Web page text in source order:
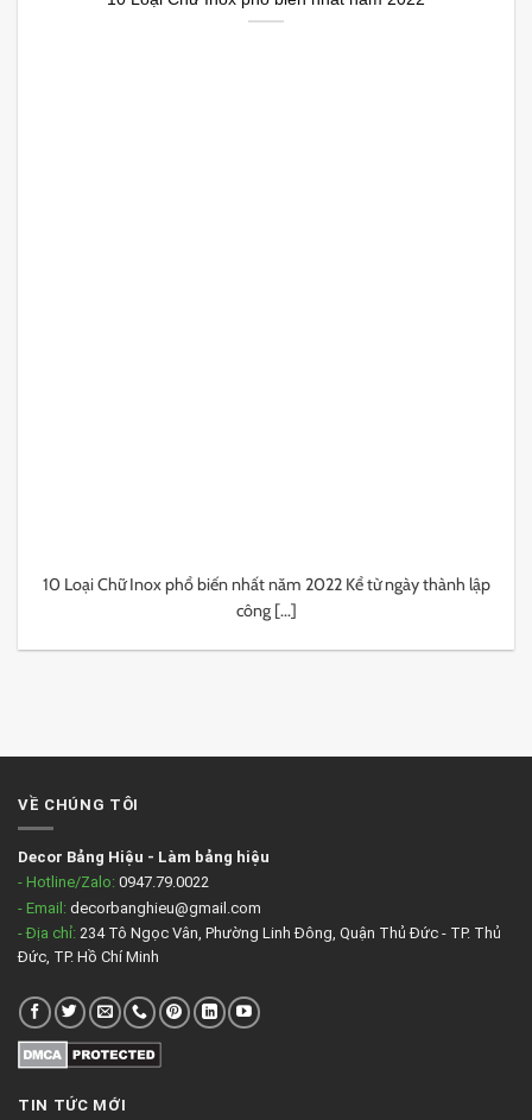
10 Loại Chữ Inox phổ biến nhất năm 2022 Kể từ ngày thành lập
công [...]
VỀ CHÚNG TÔI
Decor Bảng Hiệu - Làm bảng hiệu
- Hotline/Zalo: 0947.79.0022
- Email: decorbanghieu@gmail.com
- Địa chỉ: 234 Tô Ngọc Vân, Phường Linh Đông, Quận Thủ Đức - TP. Thủ
Đức, TP. Hồ Chí Minh
TIN TỨC MỚI